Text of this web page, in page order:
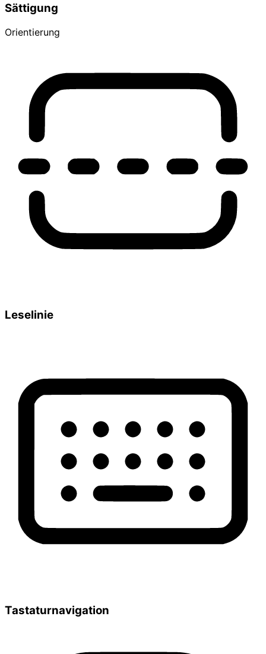
Sättigung
Orientierung
Leselinie
Tastaturnavigation